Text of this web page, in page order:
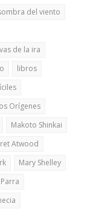
del viento
de la ira
libros
Orígenes
Makoto Shinkai
Atwood
Mary Shelley